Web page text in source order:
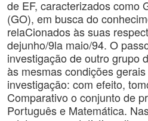
de EF, caracterizados como
(GO), em busca do
relaCionados às suas
dejunho/9la maio/94. O
investigação de outro grupo
às mesmas condições
investigação: com efeito,
Comparativo o conjunto de
Português e Matemática.